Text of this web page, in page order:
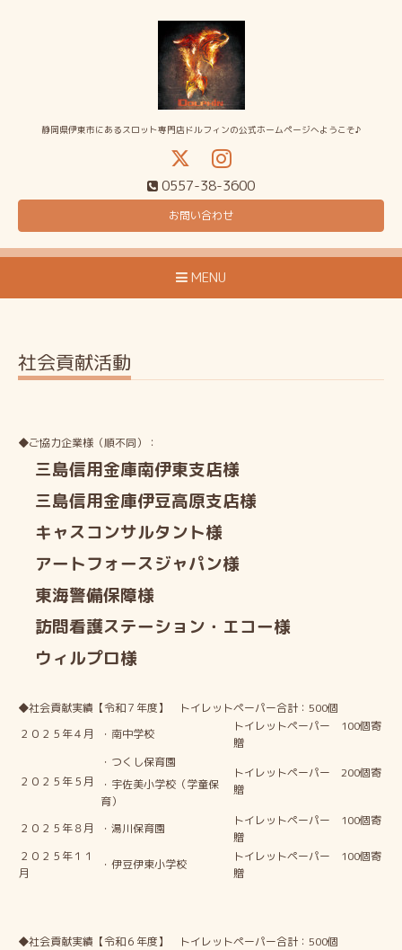
静岡県伊東市にあるスロット専門店ドルフィンの公式ホームページへようこそ♪
0557-38-3600
お問い合わせ
MENU
社会貢献活動
◆ご協力企業様（順不同）：
三島信用金庫南伊東支店様
三島信用金庫伊豆高原支店様
キャスコンサルタント様
アートフォースジャパン様
東海警備保障様
訪問看護ステーション・エコー様
ウィルプロ様
◆社会貢献実績【令和７年度】 トイレットペーパー合計：500個
２０２５年４月
・南中学校
トイレットペーパー 100個寄
贈
２０２５年５月
・つくし保育園
・宇佐美小学校（学童保
育）
トイレットペーパー 200個寄
贈
２０２５年８月 ・湯川保育園
トイレットペーパー 100個寄
贈
２０２５年１１
月
・伊豆伊東小学校
トイレットペーパー 100個寄
贈
◆社会貢献実績【令和６年度】 トイレットペーパー合計：500個